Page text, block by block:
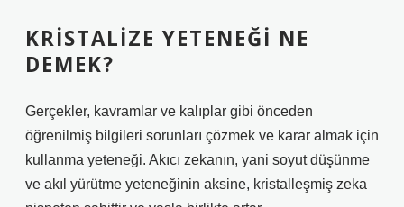
KRISTALIZE YETENEĞI NE
DEMEK?
Gerçekler, kavramlar ve kalıplar gibi önceden
öğrenilmiş bilgileri sorunları çözmek ve karar almak için
kullanma yeteneği. Akıcı zekanın, yani soyut düşünme
ve akıl yürütme yeteneğinin aksine, kristalleşmiş zeka